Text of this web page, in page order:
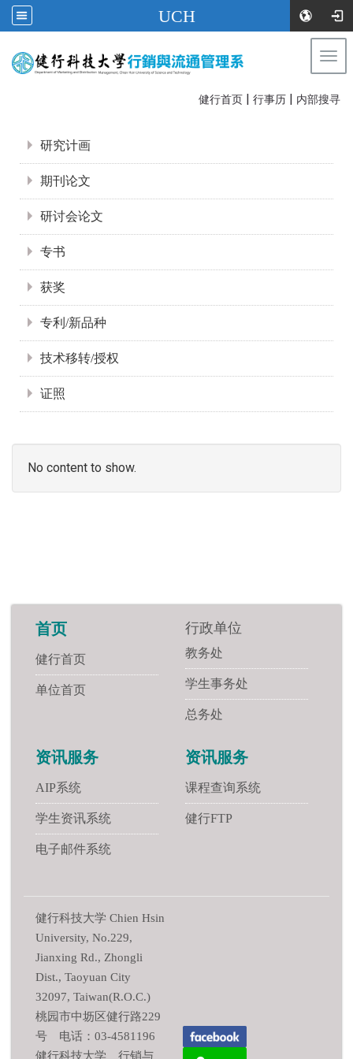
UCH
健行首页 | 行事历 | 内部搜寻
研究计画
期刊论文
研讨会论文
专书
获奖
专利/新品种
技术移转/授权
证照
No content to show.
首页
健行首页
单位首页
行政单位
教务处
学生事务处
总务处
资讯服务
AIP系统
学生资讯系统
电子邮件系统
资讯服务
课程查询系统
健行FTP
健行科技大学 Chien Hsin
University, No.229,
Jianxing Rd., Zhongli
Dist., Taoyuan City
32097, Taiwan(R.O.C.)
桃园市中坜区健行路229
号 电话：03-4581196
健行科技大学 行销与